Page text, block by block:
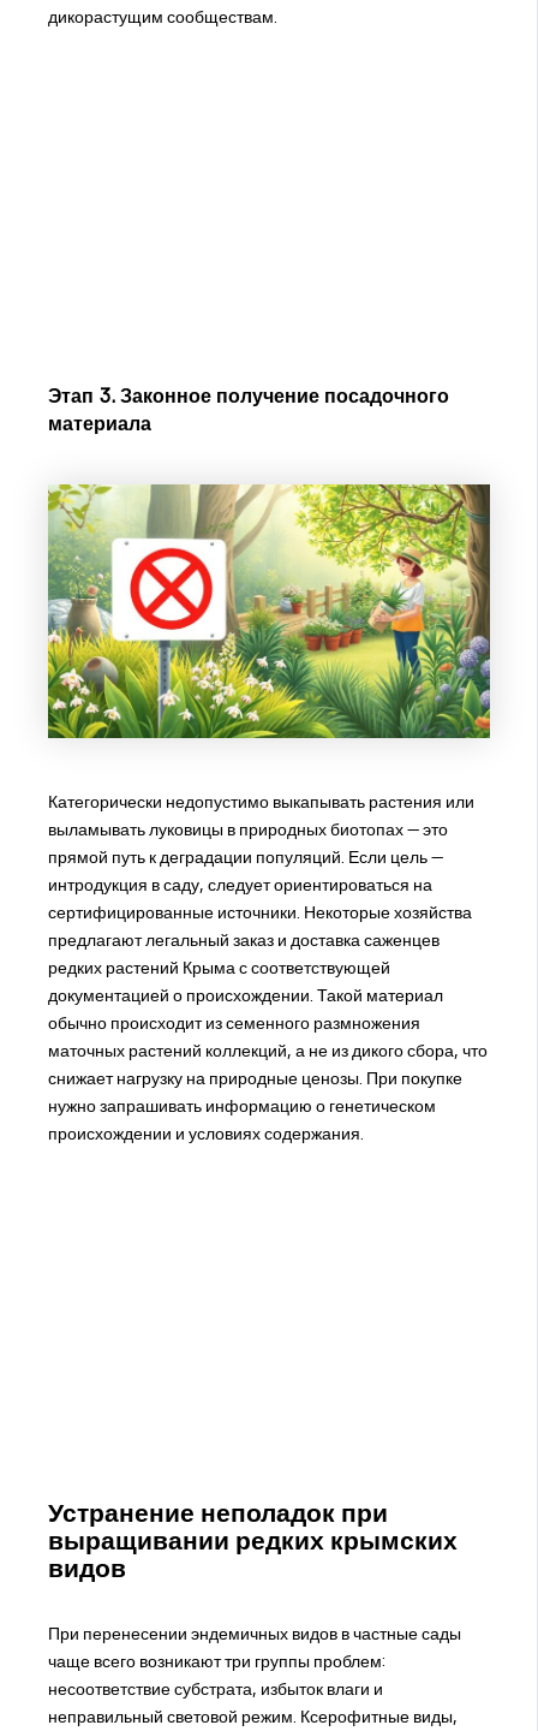
дикорастущим сообществам.
Этап 3. Законное получение посадочного
материала
Категорически недопустимо выкапывать растения или
выламывать луковицы в природных биотопах — это
прямой путь к деградации популяций. Если цель —
интродукция в саду, следует ориентироваться на
сертифицированные источники. Некоторые хозяйства
предлагают легальный заказ и доставка саженцев
редких растений Крыма с соответствующей
документацией о происхождении. Такой материал
обычно происходит из семенного размножения
маточных растений коллекций, а не из дикого сбора, что
снижает нагрузку на природные ценозы. При покупке
нужно запрашивать информацию о генетическом
происхождении и условиях содержания.
Устранение неполадок при
выращивании редких крымских
видов
При перенесении эндемичных видов в частные сады
чаще всего возникают три группы проблем:
несоответствие субстрата, избыток влаги и
неправильный световой режим. Ксерофитные виды,